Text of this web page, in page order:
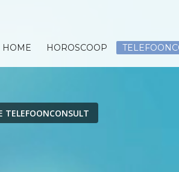
HOME HOROSCOOP
TELEFOONCONSULT